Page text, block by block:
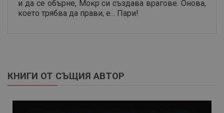
и да се обърне, Мокр си създава врагове. Онова,
което трябва да прави, е... Пари!
КНИГИ ОТ СЪЩИЯ АВТОР